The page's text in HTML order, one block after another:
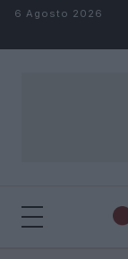
Salta al contenuto
6 Agosto 2026